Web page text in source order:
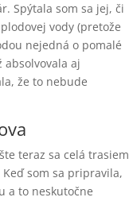
Spýtala som sa jej, či
vody (pretože
nejedná o pomalé
absolvovala aj
že to nebude
teraz sa celá trasiem
som sa pripravila,
a to neskutočne